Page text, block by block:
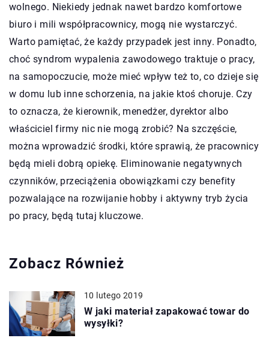
wolnego. Niekiedy jednak nawet bardzo komfortowe
biuro i mili współpracownicy, mogą nie wystarczyć.
Warto pamiętać, że każdy przypadek jest inny. Ponadto,
choć syndrom wypalenia zawodowego traktuje o pracy,
na samopoczucie, może mieć wpływ też to, co dzieje się
w domu lub inne schorzenia, na jakie ktoś choruje. Czy
to oznacza, że kierownik, menedżer, dyrektor albo
właściciel firmy nic nie mogą zrobić? Na szczęście,
można wprowadzić środki, które sprawią, że pracownicy
będą mieli dobrą opiekę. Eliminowanie negatywnych
czynników, przeciążenia obowiązkami czy benefity
pozwalające na rozwijanie hobby i aktywny tryb życia
po pracy, będą tutaj kluczowe.
Zobacz Również
10 lutego 2019
W jaki materiał zapakować towar do
wysyłki?